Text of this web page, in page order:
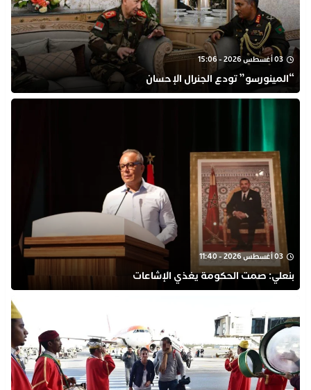
03 أغسطس 2026 - 15:06
“المينورسو” تودع الجنرال الإحسان
03 أغسطس 2026 - 11:40
بنعلي: صمت الحكومة يغذي الإشاعات